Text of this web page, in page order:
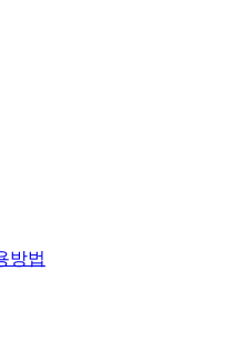
방법